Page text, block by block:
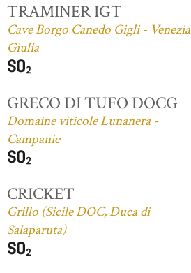
TRAMINER IGT
Cave Borgo Canedo Gigli - Venezia
Giulia
GRECO DI TUFO DOCG
Domaine viticole Lunanera -
Campanie
CRICKET
Grillo (Sicile DOC, Duca di
Salaparuta)